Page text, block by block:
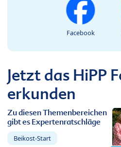
Facebook
Jetzt das HiPP
erkunden
Zu diesen Themenbereichen
gibt es Expertenratschläge
Beikost-Start